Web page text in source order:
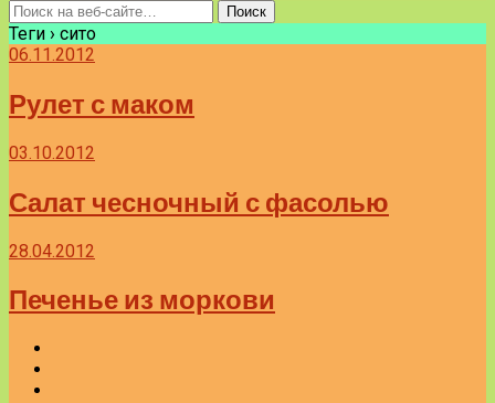
Теги › сито
06.11.2012
Рулет с маком
03.10.2012
Салат чесночный с фасолью
28.04.2012
Печенье из моркови